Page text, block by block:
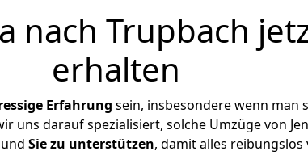
nach Trupbach
erhalten
Erfahrung sein, insbesondere wenn man
uns darauf spezialisiert, solche Umzüge von
Sie zu unterstützen, damit alles